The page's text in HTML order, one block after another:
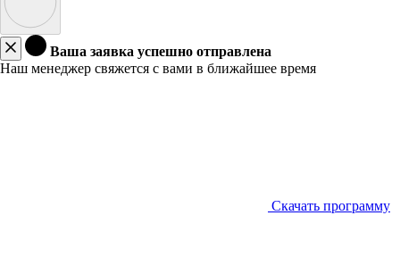
Ваша заявка успешно отправлена
Наш менеджер свяжется с вами в ближайшее время
Скачать программу